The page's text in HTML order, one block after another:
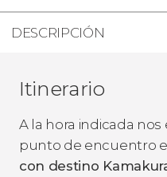
DESCRIPCIÓN
Itinerario
A la hora indicada
punto de encuentro
con destino